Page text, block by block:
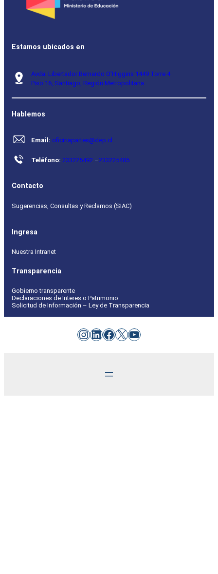
Estamos ubicados en
Avda. Libertador Bernardo O’Higgins 1449 Torre 4
Piso 16, Santiago, Región Metropolitana.
Hablemos
Email: oficinapartes@dep.cl
Teléfono: 233225492 –233225485
Contacto
Sugerencias, Consultas y Reclamos (SIAC)
Ingresa
Nuestra Intranet
Transparencia
Gobierno transparente
Declaraciones de Interes o Patrimonio
Solicitud de Información – Ley de Transparencia
Instagram
LinkedIn
Facebook
X YouTube